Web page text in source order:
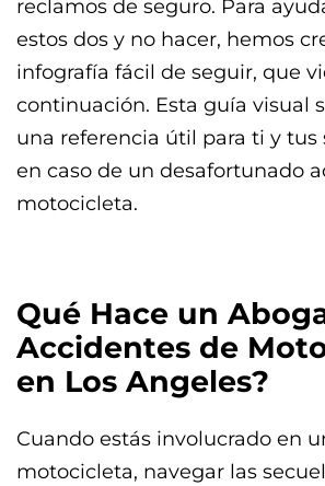
reclamos de seguro. Para
estos dos y no hacer, hemos
infografía fácil de seguir, que
continuación. Esta guía visual
una referencia útil para ti y tus
en caso de un desafortunado
motocicleta.
Qué Hace un
Accidentes de
en Los Angeles?
Cuando estás involucrado en
motocicleta, navegar las